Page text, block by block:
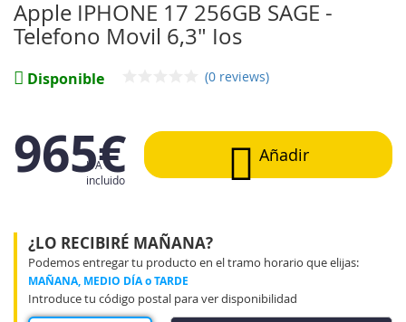
Apple IPHONE 17 256GB SAGE -
Telefono Movil 6,3" Ios
Disponible (0 reviews)
965€
IVA
incluido
Añadir
¿LO RECIBIRÉ MAÑANA?
Podemos entregar tu producto en el tramo horario que elijas:
MAÑANA, MEDIO DÍA o TARDE
Introduce tu código postal para ver disponibilidad
de
la
de
imágenes